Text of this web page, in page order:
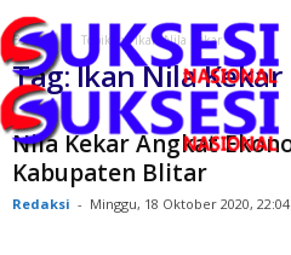
s
i
a
s
Beranda Topik Ikan Nila Kekar
Tag: Ikan Nila Kekar
Nila Kekar Angkat
Kabupaten Blitar
Redaksi - Minggu, 18 Oktober 2020, 22:04